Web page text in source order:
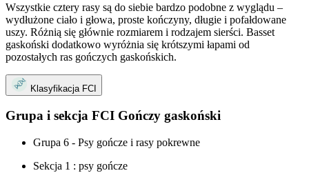
Wszystkie cztery rasy są do siebie bardzo podobne z wyglądu –
wydłużone ciało i głowa, proste kończyny, długie i pofałdowane
uszy. Różnią się głównie rozmiarem i rodzajem sierści. Basset
gaskoński dodatkowo wyróżnia się krótszymi łapami od
pozostałych ras gończych gaskońskich.
Klasyfikacja FCI
Grupa i sekcja FCI Gończy gaskoński
Grupa 6 - Psy gończe i rasy pokrewne
Sekcja 1 : psy gończe